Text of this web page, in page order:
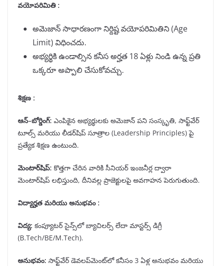
వయోపరిమితి :
అమెజాన్ సాధారణంగా నిర్దిష్ట వయోపరిమితిని (Age
Limit) విధించదు.
అభ్యర్థికి ఉండాల్సిన కనీస అర్హత 18 ఏళ్లు నిండి ఉన్న ప్రతి
ఒక్కరూ అప్పాలి చేసుకోవచ్చు.
శిక్షణ :
ఆన్–బోర్డింగ్: ఎంపికైన అభ్యర్థులకు అమెజాన్ పని సంస్కృతి, సాఫ్ట్‌వేర్
టూల్స్ మరియు లీడర్‌షిప్ సూత్రాల (Leadership Principles) పై
ప్రత్యేక శిక్షణ ఉంటుంది.
మెంటార్షిప్: కొత్తగా చేరిన వారికి సీనియర్ ఇంజనీర్ల ద్వారా
మెంటార్‌షిప్ లభిస్తుంది, దీనివల్ల ప్రాజెక్టులపై అవగాహన పెరుగుతుంది.
విద్యార్హత మరియు అనుభవం :
విద్య: కంప్యూటర్ సైన్స్‌లో బ్యాచిలర్స్ లేదా మాస్టర్స్ డిగ్రీ
(B.Tech/BE/M.Tech).
అనుభవం: సాఫ్ట్‌వేర్ డెవలప్‌మెంట్‌లో కనీసం 3 ఏళ్ల అనుభవం మరియు